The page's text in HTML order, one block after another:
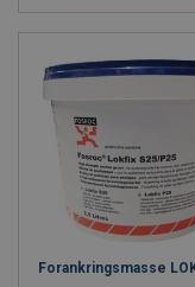
Forankringsmasse